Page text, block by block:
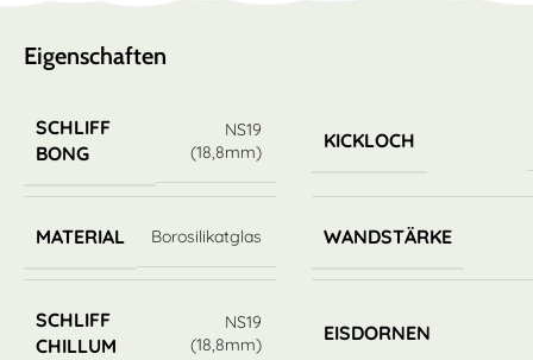
Eigenschaften
SCHLIFF
BONG
NS19
(18,8mm)
KICKLOCH
MATERIAL Borosilikatglas WANDSTÄRKE
SCHLIFF
CHILLUM
NS19
(18,8mm)
EISDORNEN